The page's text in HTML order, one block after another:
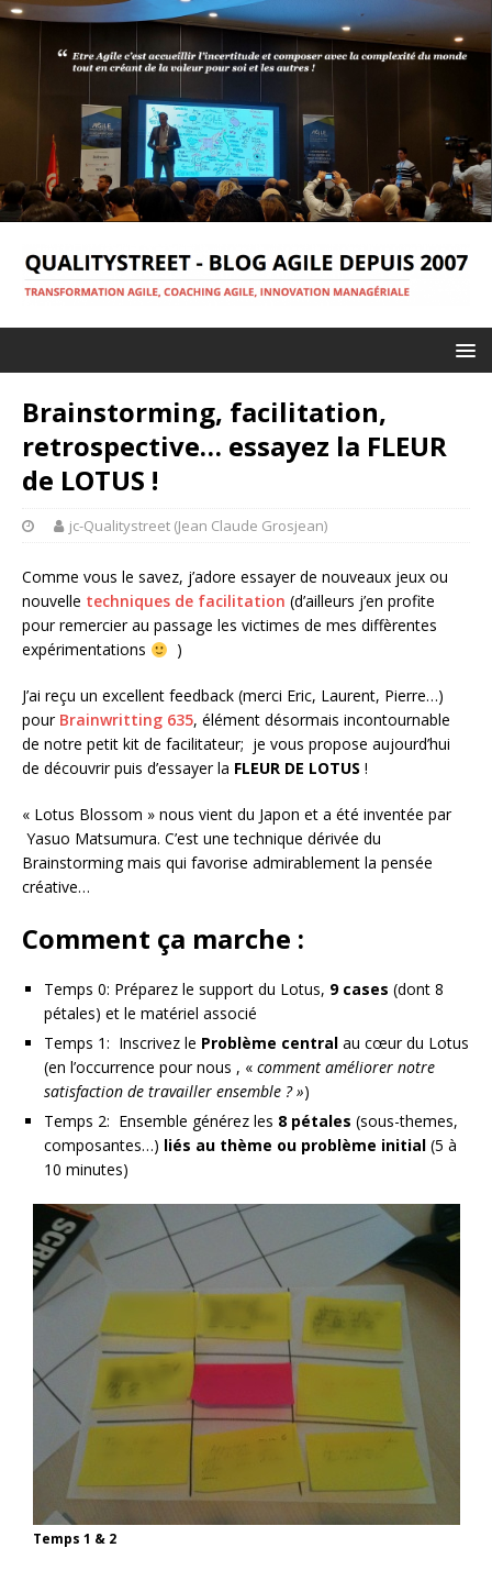
Brainstorming, facilitation,
retrospective… essayez la FLEUR
de LOTUS !
jc-Qualitystreet (Jean Claude Grosjean)
Comme vous le savez, j’adore essayer de nouveaux jeux ou
nouvelle techniques de facilitation (d’ailleurs j’en profite
pour remercier au passage les victimes de mes diffèrentes
expérimentations
)
J’ai reçu un excellent feedback (merci Eric, Laurent, Pierre…)
pour Brainwritting 635, élément désormais incontournable
de notre petit kit de facilitateur; je vous propose aujourd’hui
de découvrir puis d’essayer la FLEUR DE LOTUS !
« Lotus Blossom » nous vient du Japon et a été inventée par
Yasuo Matsumura. C’est une technique dérivée du
Brainstorming mais qui favorise admirablement la pensée
créative…
Comment ça marche :
Temps 0: Préparez le support du Lotus, 9 cases (dont 8
pétales) et le matériel associé
Temps 1: Inscrivez le Problème central au cœur du Lotus
(en l’occurrence pour nous , « comment améliorer notre
satisfaction de travailler ensemble ? »)
Temps 2: Ensemble générez les 8 pétales (sous-themes,
composantes…) liés au thème ou problème initial (5 à
10 minutes)
Temps 1 & 2